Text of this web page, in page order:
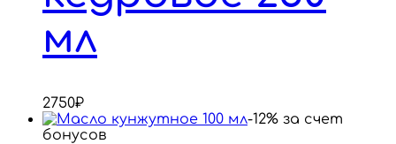
мл
2750₽
-12% за счет
бонусов